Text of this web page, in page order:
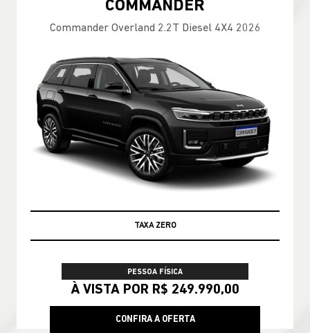
COMMANDER
Commander Overland 2.2T Diesel 4X4 2026
TAXA ZERO
PESSOA FÍSICA
À VISTA POR R$ 249.990,00
CONFIRA A OFERTA